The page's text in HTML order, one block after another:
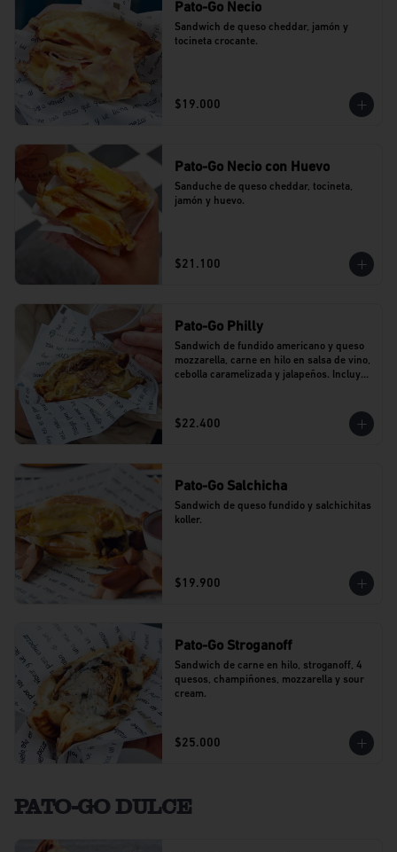
Pato-Go Necio
Sandwich de queso cheddar, jamón y
tocineta crocante.
$19.000
Pato-Go Necio con Huevo
Sanduche de queso cheddar, tocineta,
jamón y huevo.
$21.100
Pato-Go Philly
Sandwich de fundido americano y queso
mozzarella, carne en hilo en salsa de vino,
cebolla caramelizada y jalapeños. Incluye
$22.400
Pato-Go Salchicha
Sandwich de queso fundido y salchichitas
koller.
$19.900
Pato-Go Stroganoff
Sandwich de carne en hilo, stroganoff, 4
quesos, champiñones, mozzarella y sour
cream.
$25.000
PATO-GO DULCE